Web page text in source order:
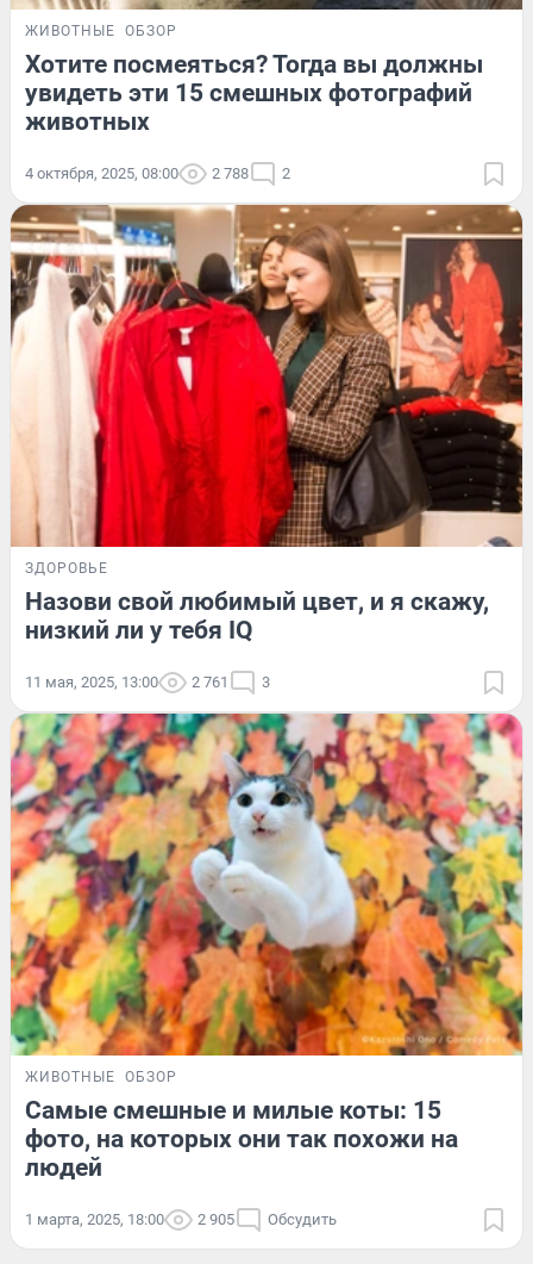
ЖИВОТНЫЕ ОБЗОР
Хотите посмеяться? Тогда вы должны
увидеть эти 15 смешных фотографий
животных
4 октября, 2025, 08:00 2 788 2
ЗДОРОВЬЕ
Назови свой любимый цвет, и я скажу,
низкий ли у тебя IQ
11 мая, 2025, 13:00 2 761 3
ЖИВОТНЫЕ ОБЗОР
Самые смешные и милые коты: 15
фото, на которых они так похожи на
людей
1 марта, 2025, 18:00 2 905 Обсудить